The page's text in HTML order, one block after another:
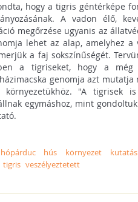
hogy a tigris géntérképe
A vadon élő,
megőrzése ugyanis az
lehet az alap, amelyhez a
a faj sokszínűségét.
a tigriseket, hogy a
genomja azt mutatja
környezetükhöz. "A tigrisek
egymáshoz, mint
hópárduc hús környezet kutatás
tigris veszélyeztetett